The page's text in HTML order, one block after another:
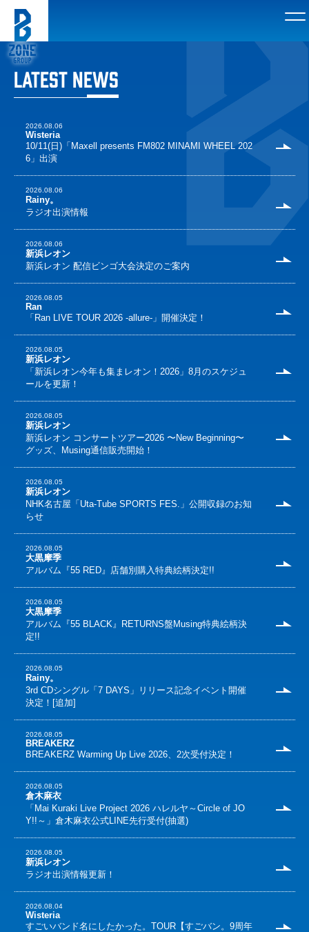
LATEST NEWS
2026.08.06
Wisteria
10/11(日)「Maxell presents FM802 MINAMI WHEEL 202
6」出演
2026.08.06
Rainy。
ラジオ出演情報
2026.08.06
新浜レオン
新浜レオン 配信ビンゴ大会決定のご案内
2026.08.05
Ran
「Ran LIVE TOUR 2026 -allure-」開催決定！
2026.08.05
新浜レオン
「新浜レオン今年も集まレオン！2026」8月のスケジュ
ールを更新！
2026.08.05
新浜レオン
新浜レオン コンサートツアー2026 〜New Beginning〜
グッズ、Musing通信販売開始！
2026.08.05
新浜レオン
NHK名古屋「Uta-Tube SPORTS FES.」公開収録のお知
らせ
2026.08.05
大黒摩季
アルバム『55 RED』店舗別購入特典絵柄決定!!
2026.08.05
大黒摩季
アルバム『55 BLACK』RETURNS盤Musing特典絵柄決
定!!
2026.08.05
Rainy。
3rd CDシングル「7 DAYS」リリース記念イベント開催
決定！[追加]
2026.08.05
BREAKERZ
BREAKERZ Warming Up Live 2026、2次受付決定！
2026.08.05
倉木麻衣
「Mai Kuraki Live Project 2026 ハレルヤ～Circle of JO
Y!!～」倉木麻衣公式LINE先行受付(抽選)
2026.08.05
新浜レオン
ラジオ出演情報更新！
2026.08.04
Wisteria
すごいバンド名にしたかった。TOUR【すごバン。9周年